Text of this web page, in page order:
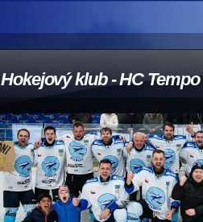
Hokejový klub - HC